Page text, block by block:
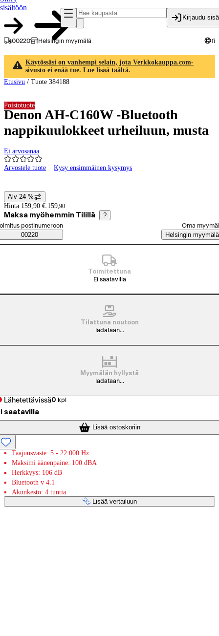
sisältöön
Kirjaudu
00220 Helsingin myymälä fi
Käytössäsi on vanhempi selain, jota Verkkokauppa.com-
sivusto ei enää tue. Lue lisää täältä.
Etusivu / Tuote 384188
Denon AH-C160W -Bluetooth
nappikuulokkeet urheiluun, musta
Ei arvosanaa
Arvostele tuote Kysy ensimmäinen kysymys
Poistotuote
Hintatiedot
Alv 24 %
Hinta 159,90 €. 159,90
Maksa myöhemmin Tilillä ?
Saatavuustiedot
tilaustapa
postinumeroon
00220
Oma
Helsingin myymälä
Toimitettuna
Ei saatavilla
Tilattuna noutoon
ladataan...
Myymälän hyllystä
ladataan...
Lähetettävissä0 kpl
saatavilla
Lisää ostoskoriin
Taajuusvaste: 5 - 22 000 Hz
Maksimi äänenpaine: 100 dBA
Herkkyys: 106 dB
Bluetooth v 4.1
Akunkesto: 4 tuntia
Lisää vertailuun